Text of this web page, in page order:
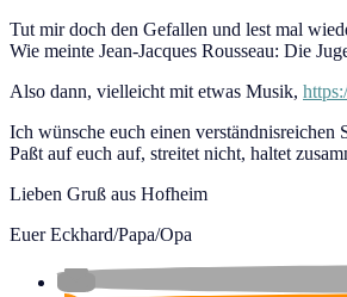
Tut mir doch den Gefallen und lest mal
Wie meinte Jean-Jacques Rousseau: Die
Also dann, vielleicht mit etwas Musik,
Ich wünsche euch einen verständnisreichen
Paßt auf euch auf, streitet nicht, haltet
Lieben Gruß aus Hofheim
Euer Eckhard/Papa/Opa